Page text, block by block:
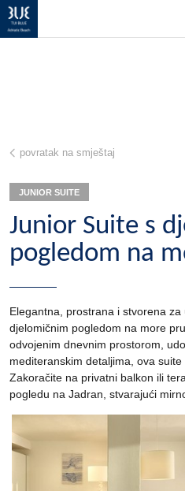
povratak na smještaj
JUNIOR SUITE
Junior Suite s
pogledom na
Elegantna, prostrana i stvorena
djelomičnim pogledom na more
odvojenim dnevnim prostorom,
mediteranskim detaljima, ova
Zakoračite na privatni balkon ili
pogledu na Jadran, stvarajući